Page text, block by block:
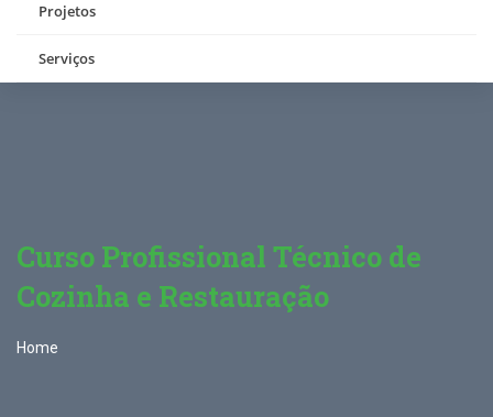
Projetos
Serviços
Curso Profissional Técnico de
Cozinha e Restauração
Home